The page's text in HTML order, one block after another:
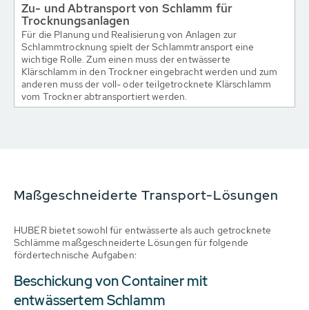
Zu- und Abtransport von Schlamm für
Trocknungsanlagen
Für die Planung und Realisierung von Anlagen zur
Schlammtrocknung spielt der Schlammtransport eine
wichtige Rolle. Zum einen muss der entwässerte
Klärschlamm in den Trockner eingebracht werden und zum
anderen muss der voll- oder teilgetrocknete Klärschlamm
vom Trockner abtransportiert werden.
Maßgeschneiderte Transport-Lösungen
HUBER bietet sowohl für entwässerte als auch getrocknete
Schlämme maßgeschneiderte Lösungen für folgende
fördertechnische Aufgaben:
Beschickung von Container mit
entwässertem Schlamm